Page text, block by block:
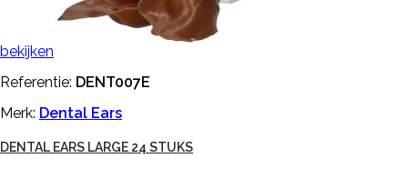
bekijken
Referentie: DENT007E
Merk: Dental Ears
DENTAL EARS LARGE 24 STUKS